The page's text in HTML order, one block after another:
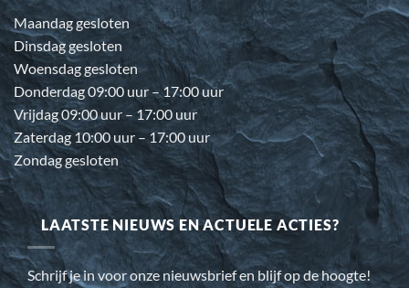
Maandag gesloten
Dinsdag gesloten
Woensdag gesloten
Donderdag 09:00 uur – 17:00 uur
Vrijdag 09:00 uur – 17:00 uur
Zaterdag 10:00 uur – 17:00 uur
Zondag gesloten
LAATSTE NIEUWS EN ACTUELE ACTIES?
Schrijf je in voor onze nieuwsbrief en blijf op de hoogte!